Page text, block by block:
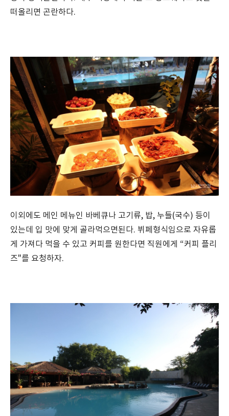
떠올리면 곤란하다.
이외에도 메인 메뉴인 바베큐나 고기류, 밥, 누들(국수) 등이
있는데 입 맛에 맞게 골라먹으면된다. 뷔페형식임으로 자유롭
게 가져다 먹을 수 있고 커피를 원한다면 직원에게 “커피 플리
즈"를 요청하자.